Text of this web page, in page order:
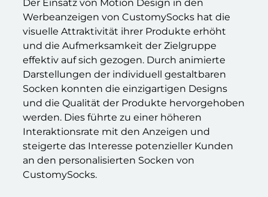
Der Einsatz von Motion Design in den
Werbeanzeigen von CustomySocks hat die
visuelle Attraktivität ihrer Produkte erhöht
und die Aufmerksamkeit der Zielgruppe
effektiv auf sich gezogen. Durch animierte
Darstellungen der individuell gestaltbaren
Socken konnten die einzigartigen Designs
und die Qualität der Produkte hervorgehoben
werden. Dies führte zu einer höheren
Interaktionsrate mit den Anzeigen und
steigerte das Interesse potenzieller Kunden
an den personalisierten Socken von
CustomySocks.